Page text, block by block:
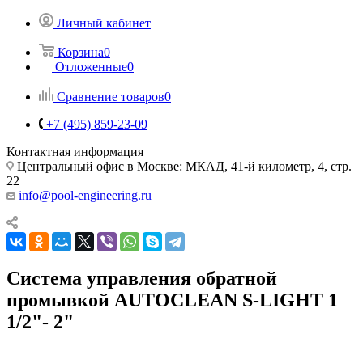
Личный кабинет
Корзина0
Отложенные0
Сравнение товаров0
+7 (495) 859-23-09
Контактная информация
Центральный офис в Москве: МКАД, 41-й километр, 4, стр.
22
info@pool-engineering.ru
Система управления обратной
промывкой AUTOCLEAN S-LIGHT 1
1/2"- 2"